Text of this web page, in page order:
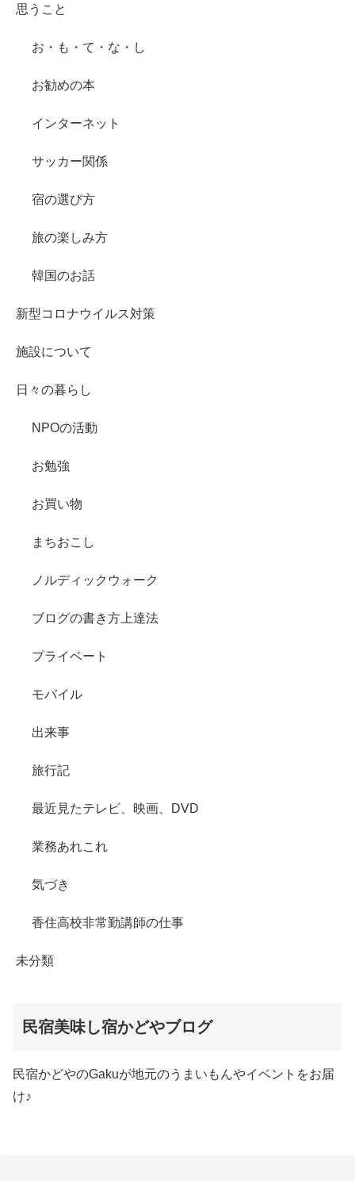
思うこと
お・も・て・な・し
お勧めの本
インターネット
サッカー関係
宿の選び方
旅の楽しみ方
韓国のお話
新型コロナウイルス対策
施設について
日々の暮らし
NPOの活動
お勉強
お買い物
まちおこし
ノルディックウォーク
ブログの書き方上達法
プライベート
モバイル
出来事
旅行記
最近見たテレビ、映画、DVD
業務あれこれ
気づき
香住高校非常勤講師の仕事
未分類
民宿美味し宿かどやブログ
民宿かどやのGakuが地元のうまいもんやイベントをお届
け♪